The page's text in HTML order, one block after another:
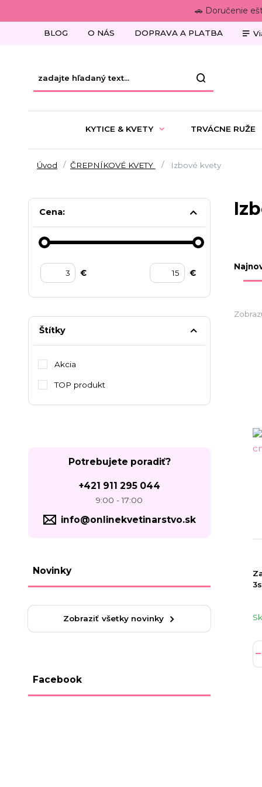
🚗 Doručenie
BLOG O NÁS DOPRAVA A PLATBA
KYTICE & KVETY TRVÁCNE RUŽE
Úvod ČREPNÍKOVÉ KVETY Izbové kvety
Cena:
€ €
Štítky
Akcia
TOP produkt
Potrebujete poradiť?
+421 911 295 044
9:00 - 17:00
info@onlinekvetinarstvo.sk
Novinky
Zobraziť všetky novinky
Facebook